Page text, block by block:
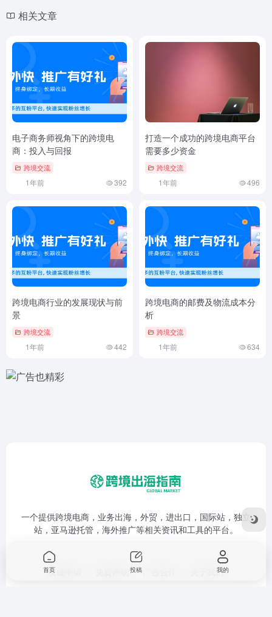
相关文章
电子商务师视角下的跨境电
商：投入与回报
跨境交流
1年前 392
打造一个成功的跨境电商平台
需要多少资金
跨境交流
1年前 496
跨境电商行业的发展现状与前
景
跨境交流
1年前 442
跨境电商的邮费及物流成本分
析
跨境交流
1年前 634
一个提供跨境电商，业务出海，外贸，进出口，国际站，独立
站，亚马逊托管，海外推广等相关资讯和工具的平台。
友链申请 关于我们
首页 投稿 我的